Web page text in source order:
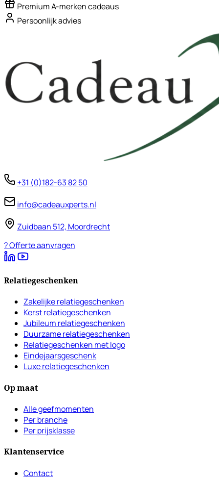
Premium A-merken cadeaus
Persoonlijk advies
+31 (0)182-63 82 50
info@cadeauxperts.nl
Zuidbaan 512, Moordrecht
?Offerte aanvragen
Relatiegeschenken
Zakelijke relatiegeschenken
Kerst relatiegeschenken
Jubileum relatiegeschenken
Duurzame relatiegeschenken
Relatiegeschenken met logo
Eindejaarsgeschenk
Luxe relatiegeschenken
Op maat
Alle geefmomenten
Per branche
Per prijsklasse
Klantenservice
Contact